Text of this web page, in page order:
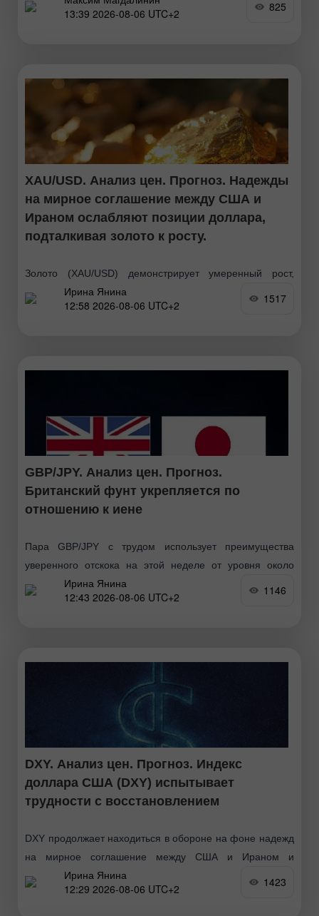
активности в строительстве S&P Global составил 44,7
13:39 2026-08-06 UTC+2
825
XAU/USD. Анализ цен. Прогноз. Надежды
на мирное соглашение между США и
Ираном ослабляют позиции доллара,
подталкивая золото к росту.
Золото (XAU/USD) демонстрирует умеренный рост,
упираясь в сопротивление 200-дневной ЕМА. Ряд
влиятельных представителей Федеральной резервной
Ирина Янина
12:58 2026-08-06 UTC+2
1517
GBP/JPY. Анализ цен. Прогноз.
Британский фунт укрепляется по
отношению к иене
Пара GBP/JPY с трудом использует преимущества
уверенного отскока на этой неделе от уровня около
209,50, который является четырехмесячным
минимумом. Инвесторы на данный момент игнорируют
Ирина Янина
12:43 2026-08-06 UTC+2
1146
DXY. Анализ цен. Прогноз. Индекс
доллара США (DXY) испытывает
трудности с восстановлением
DXY продолжает находиться в обороне на фоне надежд
на мирное соглашение между США и Ираном и
снижения прогнозов повышения процентных ставок
ФРС. Небольшой рост цен на нефть сохраняет риски
Ирина Янина
12:29 2026-08-06 UTC+2
1423